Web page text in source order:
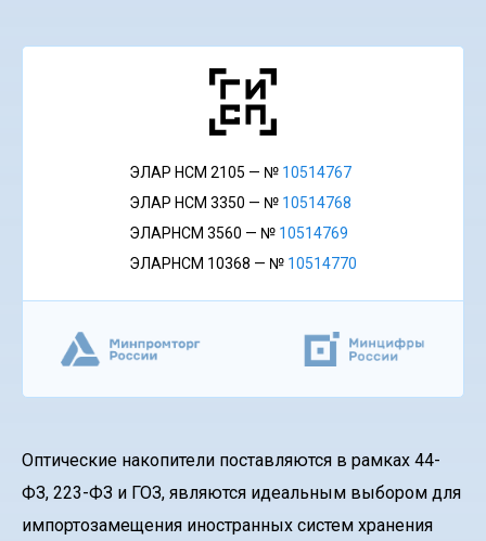
ЭЛАР НСМ 2105 — № 10514767
ЭЛАР НСМ 3350 — № 10514768
ЭЛАРНСМ 3560 — № 10514769
ЭЛАРНСМ 10368 — № 10514770
Оптические накопители поставляются в рамках 44-
ФЗ, 223-ФЗ и ГОЗ, являются идеальным выбором для
импортозамещения иностранных систем хранения